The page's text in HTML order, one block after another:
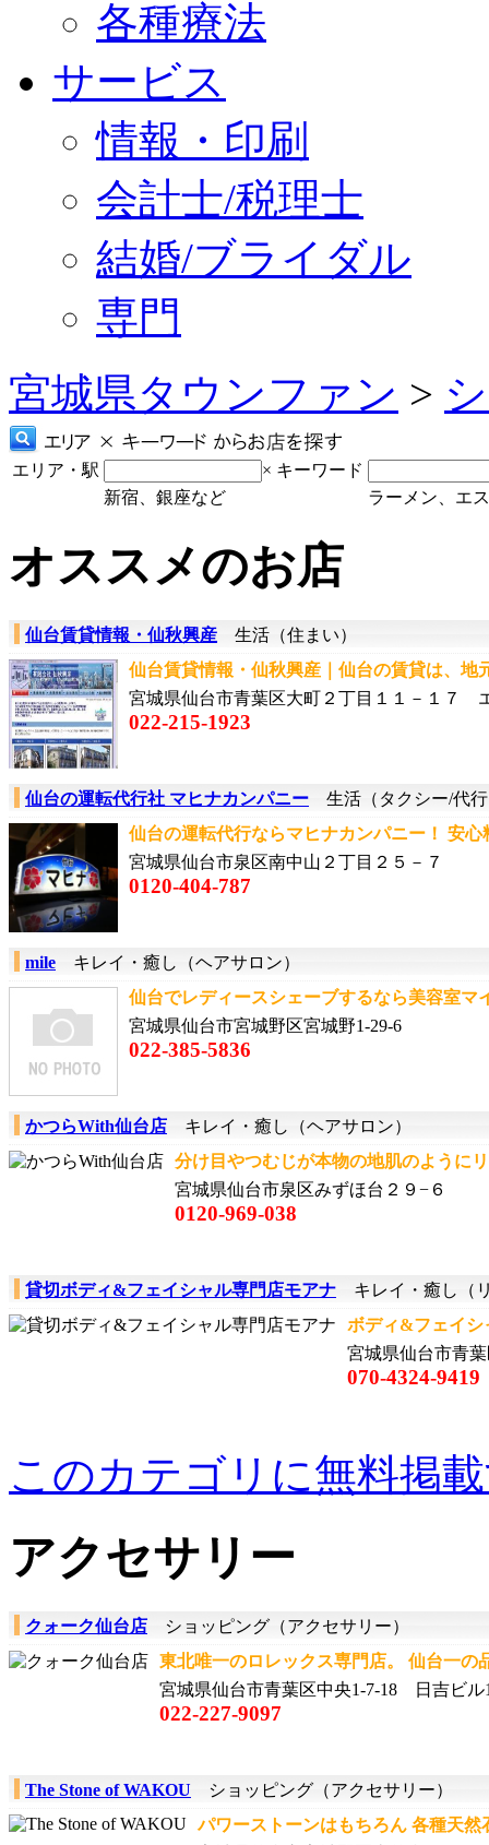
各種療法
サービス
情報・印刷
会計士/税理士
結婚/ブライダル
専門
宮城県タウンファン >
エリア・駅 × キーワード
新宿、銀座など
ラーメン、エ
オススメのお店
仙台賃貸情報・仙秋興産 生活（住まい）
仙台賃貸情報・仙秋興産｜仙台の賃貸は、
宮城県仙台市青葉区大町２丁目１１－１７
022-215-1923
仙台の運転代行社 マヒナカンパニー 生活（タクシー/代
仙台の運転代行ならマヒナカンパニー！ 安
宮城県仙台市泉区南中山２丁目２５－７
0120-404-787
mile キレイ・癒し（ヘアサロン）
仙台でレディースシェーブするなら美容室
宮城県仙台市宮城野区宮城野1-29-6
022-385-5836
かつらWith仙台店 キレイ・癒し（ヘアサロン）
分け目やつむじが本物の地肌のよう
宮城県仙台市泉区みずほ台２９−６
0120-969-038
貸切ボディ&フェイシャル専門店モアナ キレイ・癒し（
ボディ&フェイ
宮城県仙台市青
070-4324-9419
このカテゴリに無料掲
アクセサリー
クォーク仙台店 ショッピング（アクセサリー）
東北唯一のロレックス専門店。 仙台一の
宮城県仙台市青葉区中央1-7-18 日吉ビル
022-227-9097
The Stone of WAKOU ショッピング（アクセサリー）
パワーストーンはもちろん 各種天然